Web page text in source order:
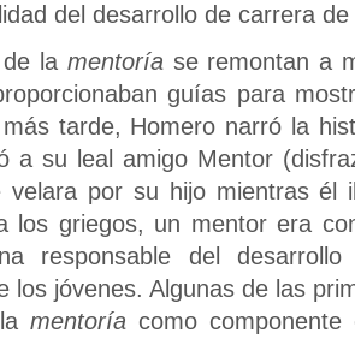
del desarrollo de carrera
la mentoría se remontan a
guías para
tarde, Homero narró la
a su leal amigo Mentor
velara por su hijo mientras
los griegos, un mentor era
responsable del
los jóvenes. Algunas de las
lamentoría como